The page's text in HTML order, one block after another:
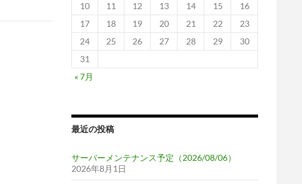
10
11 12 13 14 15
16
17
18 19 20 21 22
23
24
25 26 27 28 29
30
31
« 7月
最近の投稿
サーバーメンテナンス予定（2026/08/06）
2026年8月1日